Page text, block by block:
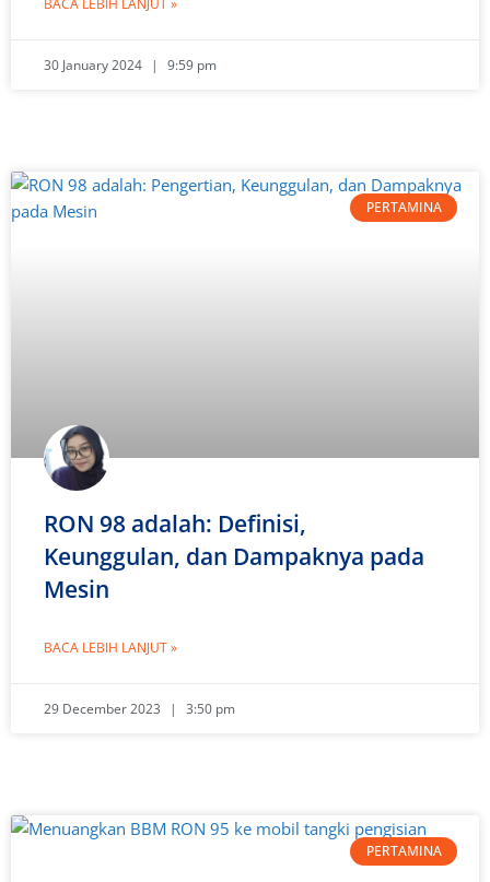
BACA LEBIH LANJUT »
30 January 2024 9:59 pm
PERTAMINA
RON 98 adalah: Definisi,
Keunggulan, dan Dampaknya pada
Mesin
BACA LEBIH LANJUT »
29 December 2023 3:50 pm
PERTAMINA